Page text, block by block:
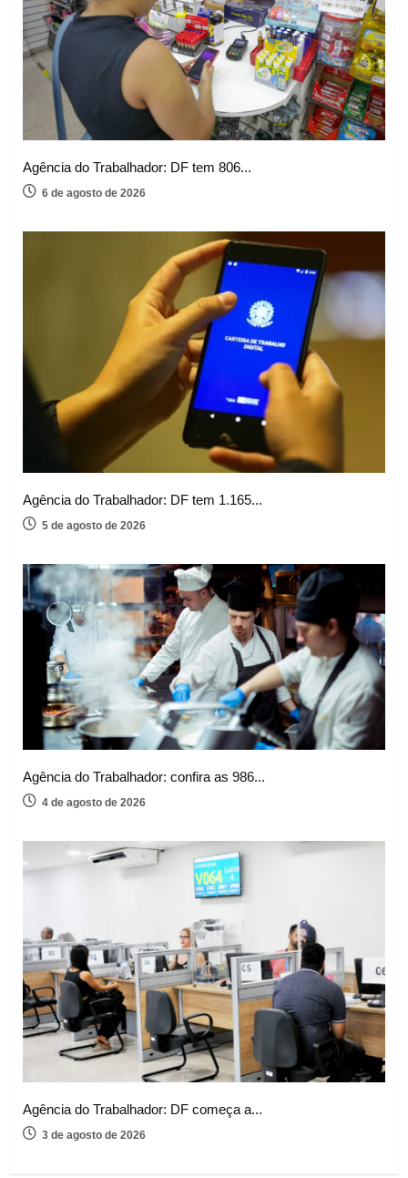
Agência do Trabalhador: DF tem 806...
6 de agosto de 2026
Agência do Trabalhador: DF tem 1.165...
5 de agosto de 2026
Agência do Trabalhador: confira as 986...
4 de agosto de 2026
Agência do Trabalhador: DF começa a...
3 de agosto de 2026